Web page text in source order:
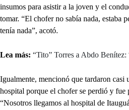
insumos para asistir a la joven y el
tomar. “El chofer no sabía nada, estaba
tenía nada”, acotó.
Lea más: “Tito” Torres a Abdo Benítez:
Igualmente, mencionó que tardaron casi
hospital porque el chofer se perdió y fue
“Nosotros llegamos al hospital de